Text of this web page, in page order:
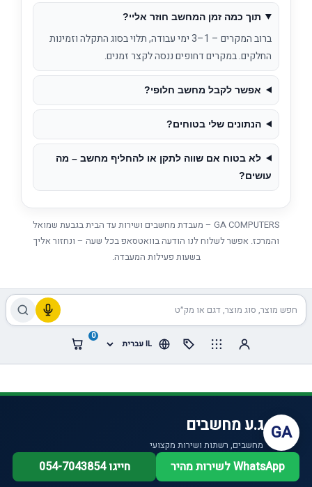
תוך כמה זמן המחשב חוזר אליי?
ברוב המקרים – 1–3 ימי עבודה, תלוי בסוג התקלה וזמינות
החלקים. במקרים דחופים ננסה לקצר זמנים.
אפשר לקבל מחשב חלופי?
הנתונים שלי בטוחים?
לא בטוח אם שווה לתקן או להחליף מחשב – מה
עושים?
GA COMPUTERS – מעבדת מחשבים ושירות עד הבית בגבעת שמואל
והמרכז. אפשר לשלוח לנו הודעה בוואטסאפ בכל שעה – ונחזור אליך
בשעות פעילות המעבדה.
0
GA ג.ע מחשבים
מחשבים, רשתות ושירות מקצועי
WhatsApp לשירות מהיר חייגו 054-7043854